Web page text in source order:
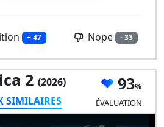
+ 47 Nope - 33
2 (2026)
SIMILAIRES
93
ÉVALUATION